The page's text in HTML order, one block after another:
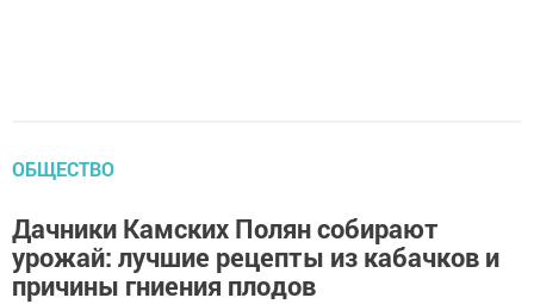
ОБЩЕСТВО
Дачники Камских Полян собирают
урожай: лучшие рецепты из кабачков и
причины гниения плодов